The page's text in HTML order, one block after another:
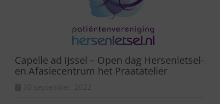
Capelle ad IJssel – Open dag Hersenletsel-
en Afasiecentrum het Praatatelier